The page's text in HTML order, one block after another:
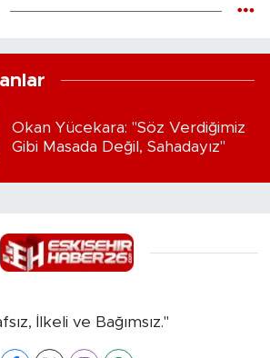
Okan Yücekara: "Söz Verdiğimiz
Gibi Masada Değil, Sahadayız"
İlkeli ve Bağımsız."